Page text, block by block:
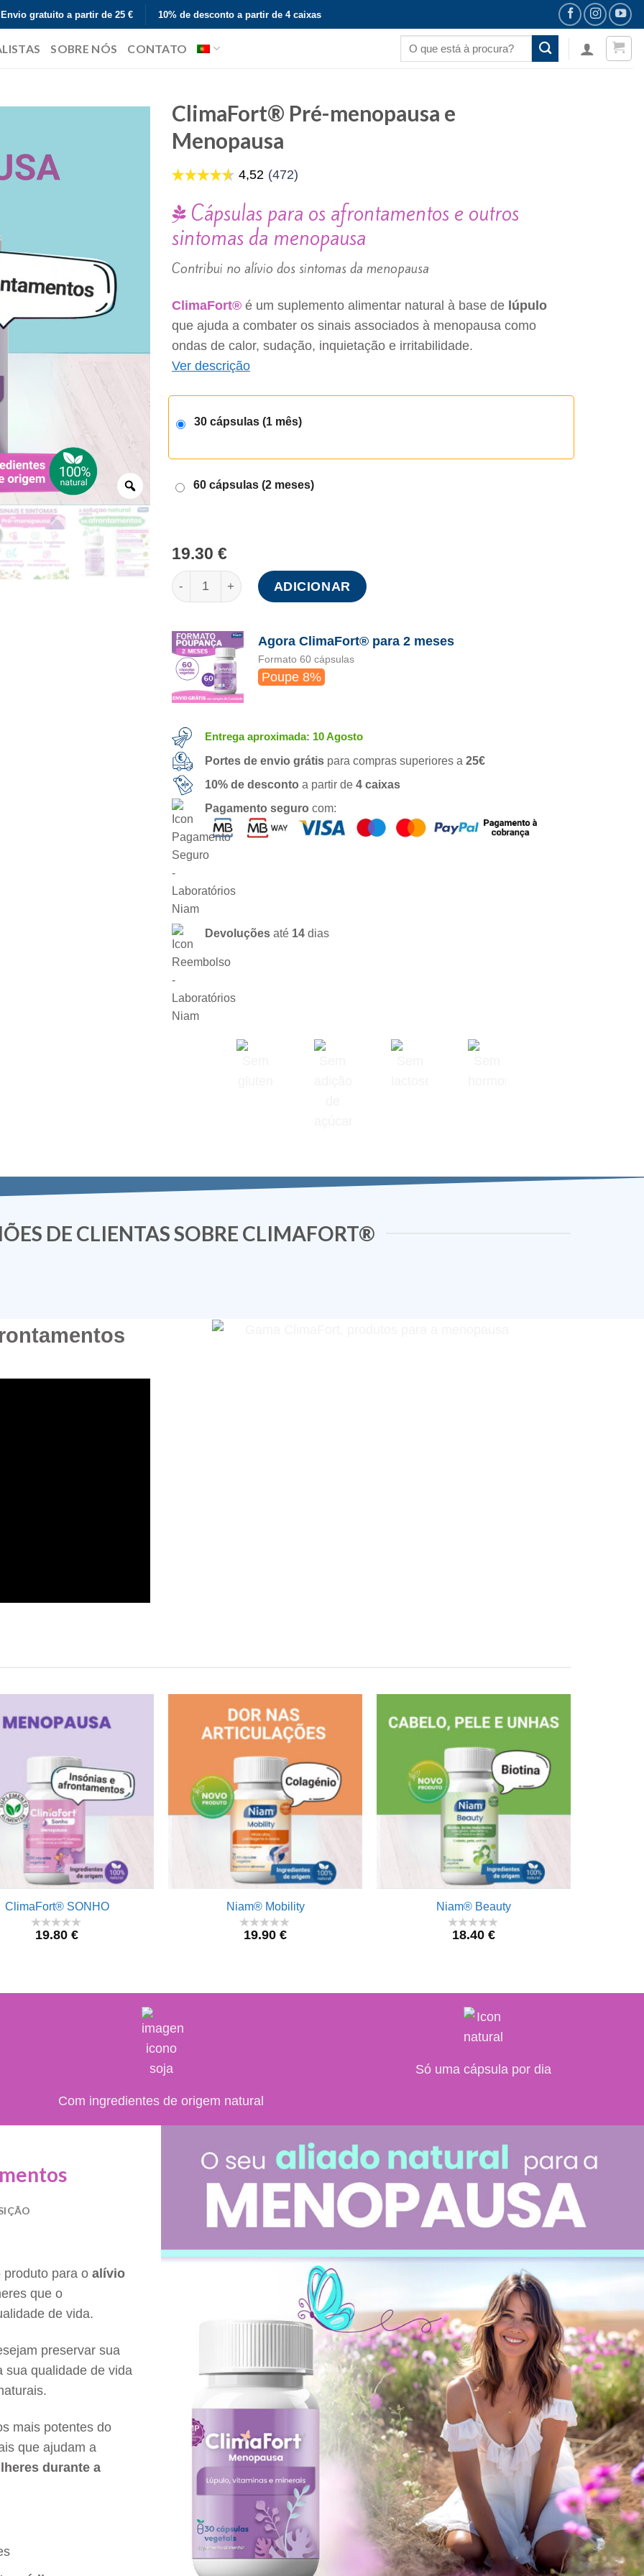
Envio gratuito a partir de 25 € 10% de desconto a partir de 4 caixas
SOBRE NÓS CONTATO
Pesquisar
Zoom
ClimaFort® Pré-menopausa e
Menopausa
Cápsulas para os afrontamentos e outros
sintomas da menopausa
Contribui no alívio dos sintomas da menopausa
ClimaFort® é um suplemento alimentar natural à base de lúpulo
que ajuda a combater os sinais associados à menopausa como
ondas de calor, sudação, inquietação e irritabilidade.
Ver descrição
30 cápsulas (1 mês)
60 cápsulas (2 meses)
19.30 €
Quantidade de ClimaFort® Pré-menopausa e Menopausa
ADICIONAR
Agora ClimaFort® para 2 meses
Formato 60 cápsulas
Poupe 8%
Entrega aproximada: 10 Agosto
Portes de envio grátispara compras superiores a 25€
10% de desconto a partir de 4 caixas
Pagamento seguro com:
Devoluçõesaté 14dias
DE CLIENTAS SOBRE CLIMAFORT®
ClimaFort® SONHO
19.80 €
Niam® Mobility
19.90 €
Niam® Beauty
18.40 €
Com ingredientes de origem natural
Só uma cápsula por dia
produto para o alívio
que o
de vida.
preservar sua
sua qualidade de vida
mais potentes do
que ajudam a
durante a